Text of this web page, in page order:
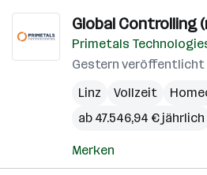
Global Controlling
Primetals
Gestern veröffentlicht
Linz
Vollzeit
ab 47.546,94 € jährlich
Merken